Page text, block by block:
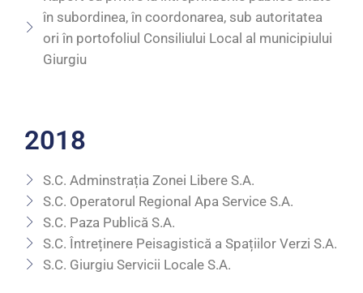
în subordinea, în coordonarea, sub autoritatea
ori în portofoliul Consiliului Local al municipiului
Giurgiu
2018
S.C. Adminstrația Zonei Libere S.A.
S.C. Operatorul Regional Apa Service S.A.
S.C. Paza Publică S.A.
S.C. Întreținere Peisagistică a Spațiilor Verzi S.A.
S.C. Giurgiu Servicii Locale S.A.